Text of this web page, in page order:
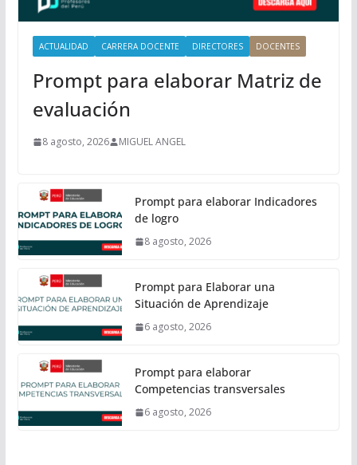
ACTUALIDAD CARRERA DOCENTE DIRECTORES DOCENTES
Prompt para elaborar Matriz de
evaluación
8 agosto, 2026 MIGUEL ANGEL
Prompt para elaborar Indicadores
de logro
8 agosto, 2026
Prompt para Elaborar una
Situación de Aprendizaje
6 agosto, 2026
Prompt para elaborar
Competencias transversales
6 agosto, 2026